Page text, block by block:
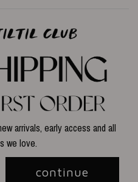
arrivals, early access and all
we love.
continue